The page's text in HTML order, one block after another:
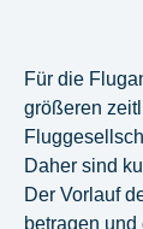
Für die
größeren
Daher sind
Der Vorlauf
betragen